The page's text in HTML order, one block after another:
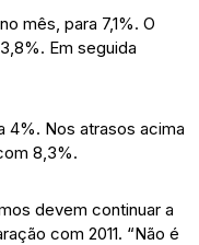
mês, para 7,1%. O
Em seguida
4%. Nos atrasos acima
8,3%.
devem continuar a
com 2011. “Não é